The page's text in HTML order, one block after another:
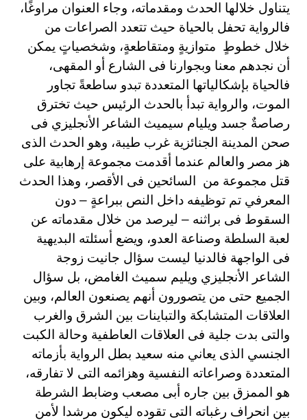
يتناول خلالها الحدث ومقدماته، وجاء العنوان مراوغًا،
فالرواية تحفل بالحياة حيث تتعدد الصراعات من
خلال خطوطٍ متوازيةٍ ومتقاطعةٍ، وشخصياتٍ يمكن
أن نجدهم معنا وبجوارنا فى الشارع أو المقهى،
فالحياة بإشكالياتها المتعددة تبدو ساطعةً تجاور
الموت، والرواية تبدأ بالحدث الرئيس حيث تخترق
رصاصةٌ جسد ويليام سيميث الشاعر الأنجليزي فى
صحن المدينة الجنائزية غرب طيبة، وهو الحدث الذى
هز مصر والعالم عندما أقدمت مجموعة إرهابية على
قتل مجموعة من السائحين فى الأقصر، وهذا الحدث
المعرفي تم توظيفه داخل النص ببراعةٍ – دون
السقوط فى براثنه – ليرصد من خلال مقدماته عن
لعبة السلطة وصناعة العدو، ويضع أسئلته البديهية
فى الواجهة فالدنيا ليست سؤال جانيت زوجة
الشاعر الأنجليزي ويليم سميث الغامض، بل سؤال
الجميع حتى من يتصورون أنهم يصنعون العالم، وبين
العلاقات المتشابكة والتباينات بين الشرق والغرب
والتى بدت جلية فى العلاقات العاطفية وحالة الكبت
الجنسي الذى يعاني منه سعيد بطل الرواية بأزماته
المتعددة وصراعاته النفسية وهزائمه التى لا تفارقه،
هو الممزق بين جاره أبى مصعب وضابط الشرطة
بين انحراف رغباته التى تقوده ليكون مرشدا لأمن